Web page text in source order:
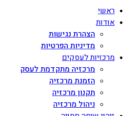
ראשי
אודות
הצהרת נגישות
מדיניות הפרטיות
מרכזיות לעסקים
מרכזיה מתקדמת לעסק
הזמנת מרכזיה
תקנון מרכזיה
ניהול מרכזיה